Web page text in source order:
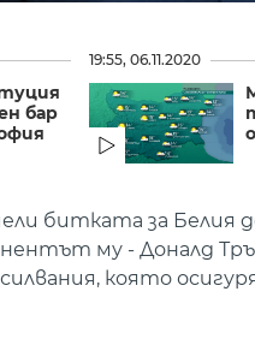
бар
19:55, 06.11.2020
битката за
му - Доналд
която